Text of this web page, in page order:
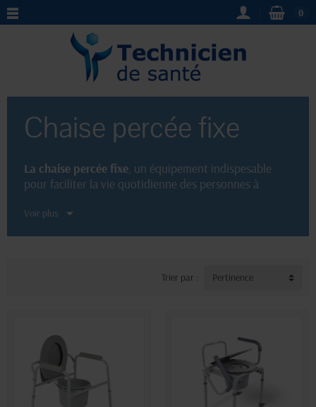
0
Chaise percée fixe
La chaise percée fixe, un équipement indispesable
pour faciliter la vie quotidienne des personnes à
conception ergonomique, cette
qualité pour une utilisation fiable et durable.
Voir plus
Trier par : Pertinence